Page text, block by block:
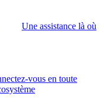
Une assistance là où
vous en toute